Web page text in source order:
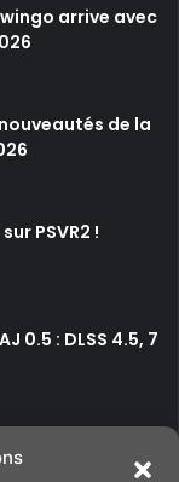
arrive avec
de la
PSVR2 !
0.5 : DLSS 4.5, 7